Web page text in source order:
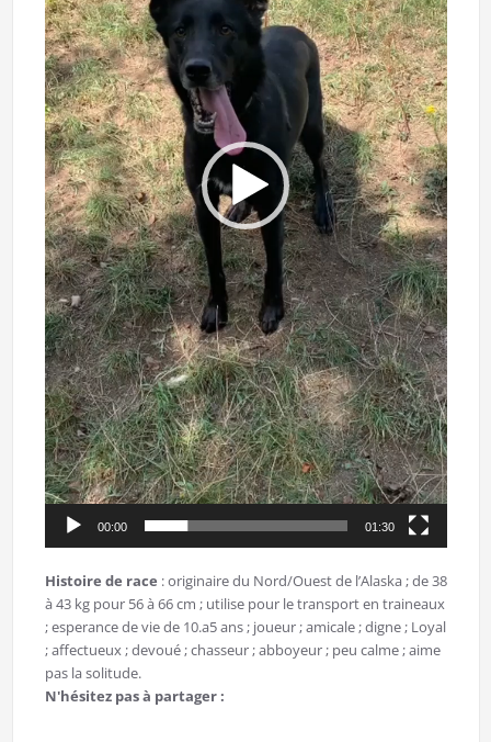
00:00 01:30
Histoire de race : originaire du Nord/Ouest de l’Alaska ; de 38
à 43 kg pour 56 à 66 cm ; utilise pour le transport en traineaux
; esperance de vie de 10.a5 ans ; joueur ; amicale ; digne ; Loyal
; affectueux ; devoué ; chasseur ; abboyeur ; peu calme ; aime
pas la solitude.
N'hésitez pas à partager :